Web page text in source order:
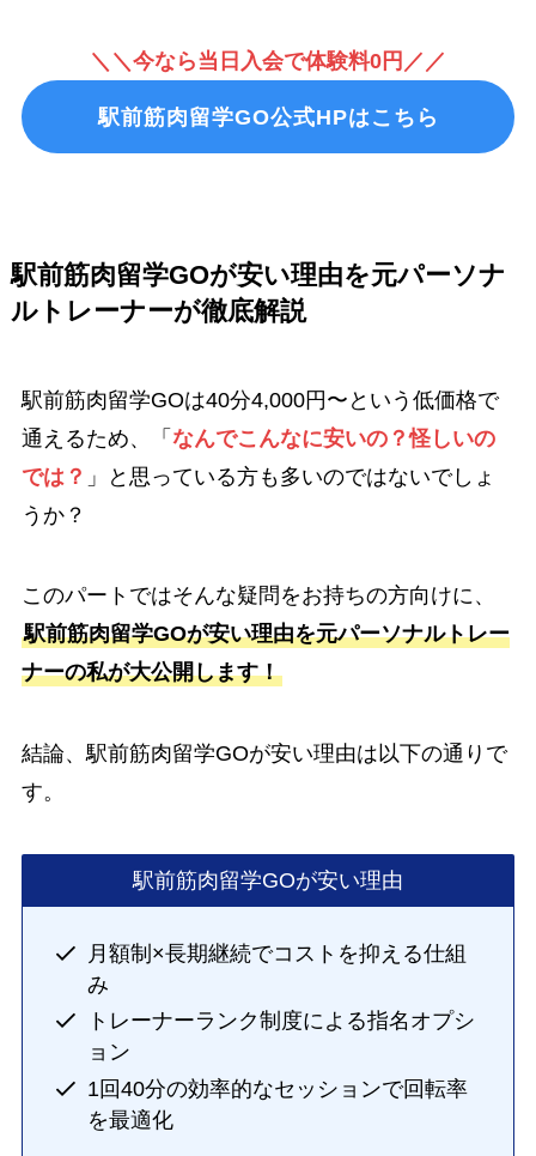
＼＼今なら当日入会で体験料0円／／
駅前筋肉留学GO公式HPはこちら
駅前筋肉留学GOが安い理由を元パーソナ
ルトレーナーが徹底解説
駅前筋肉留学GOは40分4,000円〜という低価格で
通えるため、「 なんでこんなに安いの？怪しいの
では？ 」と思っている方も多いのではないでしょ
うか？
このパートではそんな疑問をお持ちの方向けに、
駅前筋肉留学GOが安い理由を元パーソナルトレー
ナーの私が大公開します！
結論、駅前筋肉留学GOが安い理由は以下の通りで
す。
駅前筋肉留学GOが安い理由
月額制×長期継続でコストを抑える仕組
み
トレーナーランク制度による指名オプシ
ョン
1回40分の効率的なセッションで回転率
を最適化